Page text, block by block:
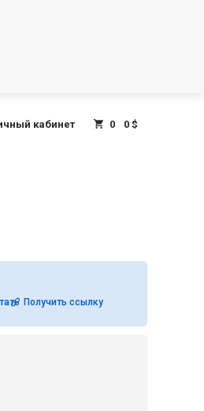
кабинет 0 0 $
Получить ссылку